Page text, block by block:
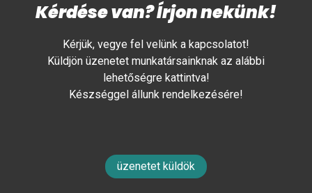
Kérdése van? Írjon nekünk!
Kérjük, vegye fel velünk a kapcsolatot!
Küldjön üzenetet munkatársainknak az alábbi
lehetőségre kattintva!
Készséggel állunk rendelkezésére!
üzenetet küldök